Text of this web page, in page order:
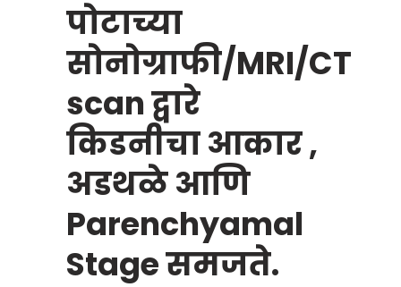
पोटाच्या
सोनोग्राफी/MRI/CT
scan द्वारे
किडनीचा आकार ,
अडथळे आणि
Parenchyamal
Stage समजते.